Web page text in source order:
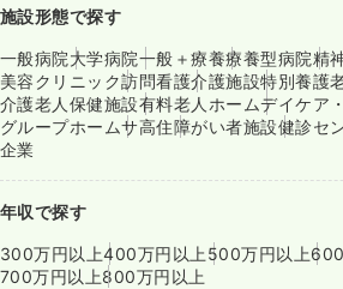
施設形態で探す
一般病院大学病院一般＋療養療養型病院精
美容クリニック訪問看護介護施設特別養護
介護老人保健施設有料老人ホームデイケア
グループホームサ高住障がい者施設健診セ
企業
年収で探す
300万円以上400万円以上 500万円以上
700万円以上800万円以上